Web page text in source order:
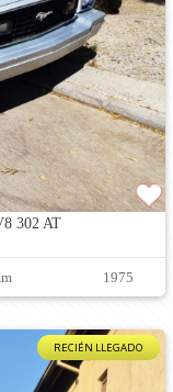
302 AT
1975
RECIÉN LLEGADO